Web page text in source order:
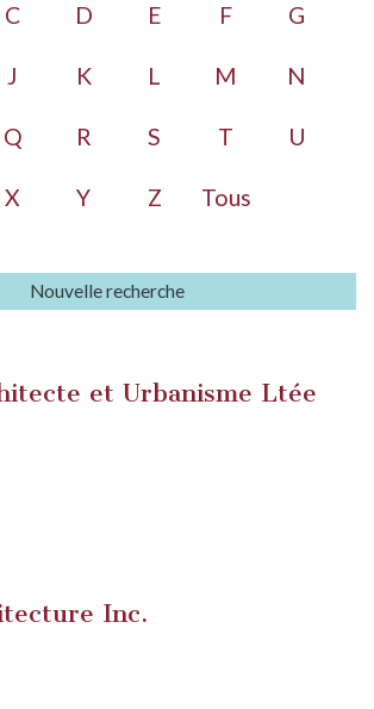
C D E F G
J K L M N
Q R S T U
X Y Z Tous
Nouvelle recherche
et Urbanisme Ltée
Inc.